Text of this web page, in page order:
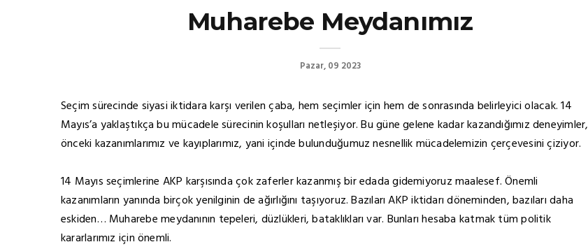
Muharebe Meydanımız
Pazar, 09 2023
Seçim sürecinde siyasi iktidara karşı verilen çaba, hem seçimler için hem de sonrasında belirleyici olacak. 14
Mayıs’a yaklaştıkça bu mücadele sürecinin koşulları netleşiyor. Bu güne gelene kadar kazandığımız deneyimler,
önceki kazanımlarımız ve kayıplarımız, yani içinde bulunduğumuz nesnellik mücadelemizin çerçevesini çiziyor.
14 Mayıs seçimlerine AKP karşısında çok zaferler kazanmış bir edada gidemiyoruz maalesef. Önemli
kazanımların yanında birçok yenilginin de ağırlığını taşıyoruz. Bazıları AKP iktidarı döneminden, bazıları daha
eskiden… Muharebe meydanının tepeleri, düzlükleri, bataklıkları var. Bunları hesaba katmak tüm politik
kararlarımız için önemli.